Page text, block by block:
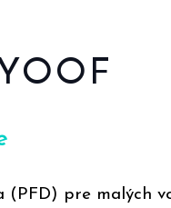
pre malých